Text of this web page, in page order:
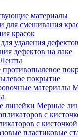
материалы
красок
дефектов на лаке
Ленты
покрытие
Мерные
с кисточкой